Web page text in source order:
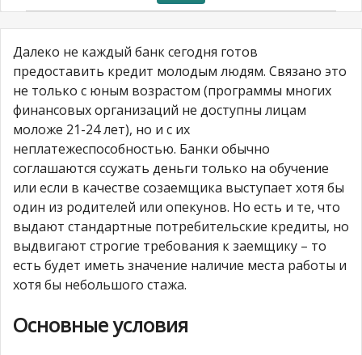
Далеко не каждый банк сегодня готов
предоставить кредит молодым людям. Связано это
не только с юным возрастом (программы многих
финансовых организаций не доступны лицам
моложе 21-24 лет), но и с их
неплатежеспособностью. Банки обычно
соглашаются ссужать деньги только на обучение
или если в качестве созаемщика выступает хотя бы
один из родителей или опекунов. Но есть и те, что
выдают стандартные потребительские кредиты, но
выдвигают строгие требования к заемщику – то
есть будет иметь значение наличие места работы и
хотя бы небольшого стажа.
Основные условия